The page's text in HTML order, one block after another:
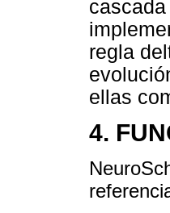
regla
ellas
4.